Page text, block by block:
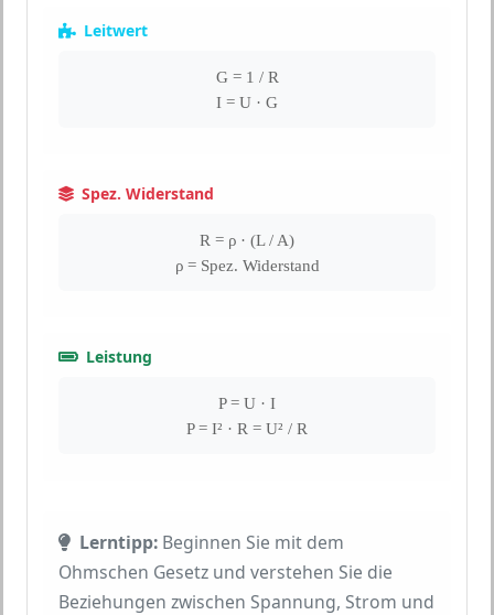
Leitwert
G = 1 / R
I = U · G
Spez. Widerstand
R = ρ · (L / A)
ρ = Spez. Widerstand
Leistung
P = U · I
P = I² · R = U² / R
Lerntipp:Beginnen Sie mit dem
Ohmschen Gesetz und verstehen Sie die
Beziehungen zwischen Spannung, Strom und